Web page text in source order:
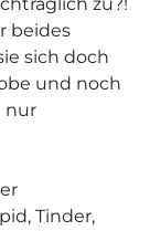
beides
sich doch
und noch
nur
Tinder,